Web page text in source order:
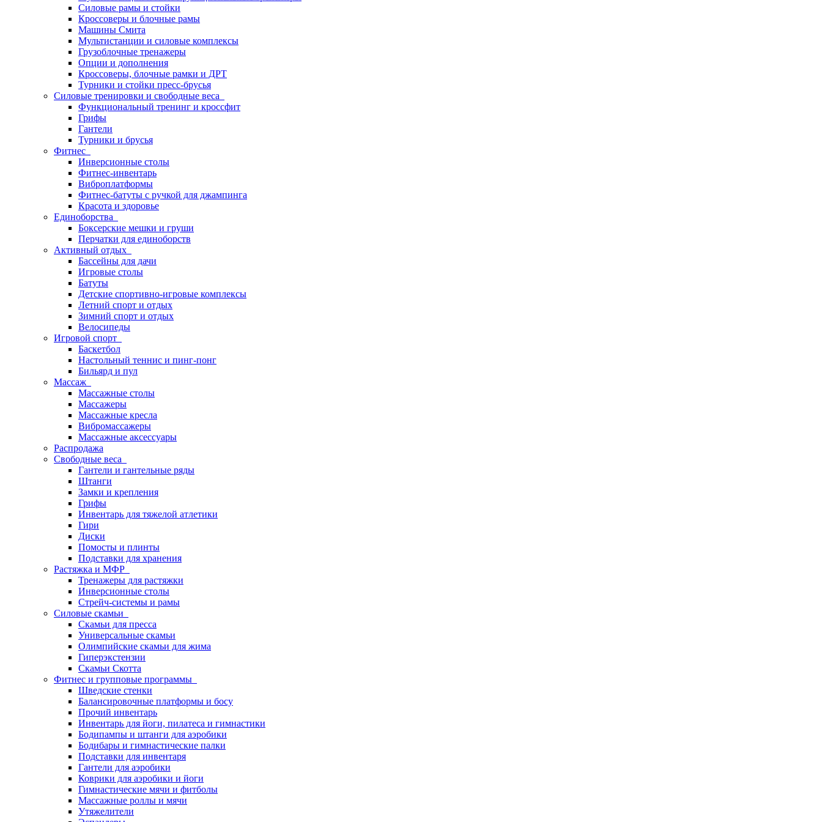
Силовые рамы и стойки
Кроссоверы и блочные рамы
Машины Смита
Мультистанции и силовые комплексы
Грузоблочные тренажеры
Опции и дополнения
Кроссоверы, блочные рамки и ДРТ
Турники и стойки пресс-брусья
Силовые тренировки и свободные веса
Функциональный тренинг и кроссфит
Грифы
Гантели
Турники и брусья
Фитнес
Инверсионные столы
Фитнес-инвентарь
Виброплатформы
Фитнес-батуты с ручкой для джампинга
Красота и здоровье
Единоборства
Боксерские мешки и груши
Перчатки для единоборств
Активный отдых
Бассейны для дачи
Игровые столы
Батуты
Детские спортивно-игровые комплексы
Летний спорт и отдых
Зимний спорт и отдых
Велосипеды
Игровой спорт
Баскетбол
Настольный теннис и пинг-понг
Бильярд и пул
Массаж
Массажные столы
Массажеры
Массажные кресла
Вибромассажеры
Массажные аксессуары
Распродажа
Свободные веса
Гантели и гантельные ряды
Штанги
Замки и крепления
Грифы
Инвентарь для тяжелой атлетики
Гири
Диски
Помосты и плинты
Подставки для хранения
Растяжка и МФР
Тренажеры для растяжки
Инверсионные столы
Стрейч-системы и рамы
Силовые скамьи
Скамьи для пресса
Универсальные скамьи
Олимпийские скамьи для жима
Гиперэкстензии
Скамьи Скотта
Фитнес и групповые программы
Шведские стенки
Балансировочные платформы и босу
Прочий инвентарь
Инвентарь для йоги, пилатеса и гимнастики
Бодипампы и штанги для аэробики
Бодибары и гимнастические палки
Подставки для инвентаря
Гантели для аэробики
Коврики для аэробики и йоги
Гимнастические мячи и фитболы
Массажные роллы и мячи
Утяжелители